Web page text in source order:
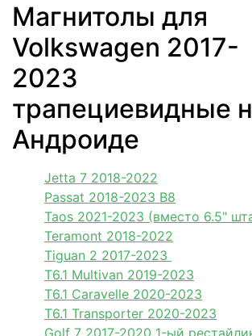
Магнитолы для
Volkswagen 2017-
2023
трапециевидные
Андроиде
Jetta 7 2018-2022
Passat 2018-2023 B8
Taos 2021-2023 (вместо 6.5"
Teramont 2018-2022
Tiguan 2 2017-2023
T6.1 Multivan 2019-2023
T6.1 Caravelle 2020-2023
T6.1 Transporter 2020-2023